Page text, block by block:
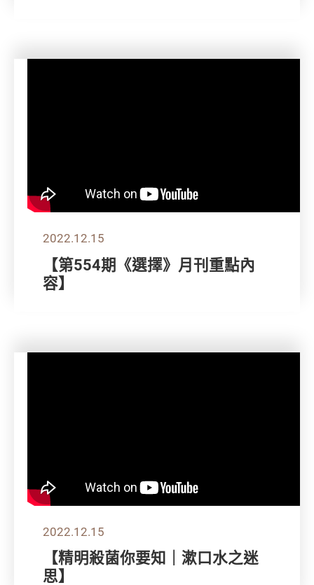
2022.12.15
【第554期《選擇》月刊重點內
容】
2022.12.15
【精明殺菌你要知｜漱口水之迷
思】